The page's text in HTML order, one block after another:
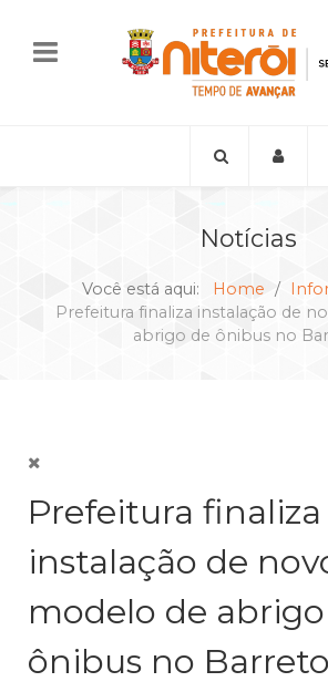
Notícias
Você está aqui: Home
Prefeitura finaliza instalação de
abrigo de ônibus no
Prefeitura finaliza
instalação de
modelo de
ônibus no Barreto